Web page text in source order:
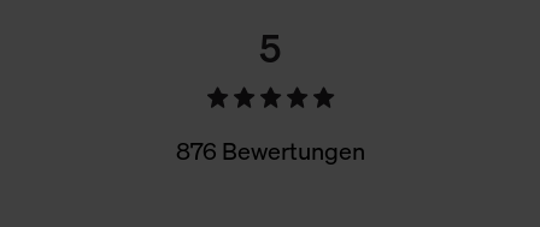
5
876 Bewertungen